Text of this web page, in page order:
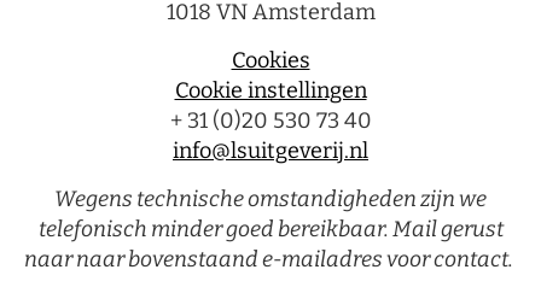
1018 VN Amsterdam
Cookies
Cookie instellingen
+ 31 (0)20 530 73 40
info@lsuitgeverij.nl
Wegens technische omstandigheden zijn we
telefonisch minder goed bereikbaar. Mail gerust
naar naar bovenstaand e-mailadres voor contact.